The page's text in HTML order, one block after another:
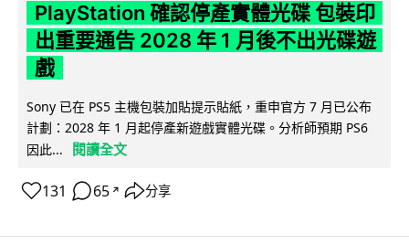
PlayStation 確認停產實體光碟 包裝印
出重要通告 2028 年 1 月後不出光碟遊
戲
Sony 已在 PS5 主機包裝加貼提示貼紙，重申官方 7 月已公布
計劃：2028 年 1 月起停產新遊戲實體光碟。分析師預期 PS6
因此...
閱讀全文
131 65 ↗ 分享